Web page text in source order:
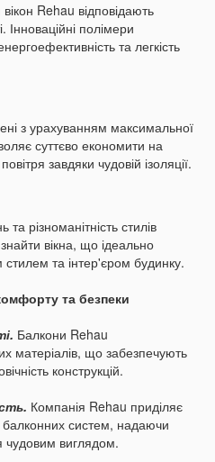
Rehau відповідають
полімери
та легкість
з урахуванням максимальної
суттєво економити на
завдяки чудовій ізоляції.
різноманітність стилів
вікна, що ідеально
стилем та інтер'єром будинку.
та безпеки
Балкони Rehau
матеріалів, що забезпечують
конструкцій.
Компанія Rehau приділяє
балконних систем, надаючи
чудовим виглядом.